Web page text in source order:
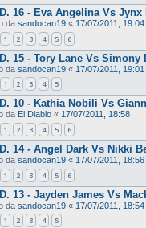
16 - Eva Angelina Vs Jynx
da sandocan19 « 17/07/2011, 19:04
1 2 3 4 5 6
15 - Tory Lane Vs Simony
da sandocan19 « 17/07/2011, 19:01
1 2 3 4 5
10 - Kathia Nobili Vs
da El Diablo « 17/07/2011, 18:58
1 2 3 4 5 6
14 - Angel Dark Vs Nikki
da sandocan19 « 17/07/2011, 18:56
1 2 3 4 5 6
13 - Jayden James Vs
da sandocan19 « 17/07/2011, 18:54
1 2 3 4 5